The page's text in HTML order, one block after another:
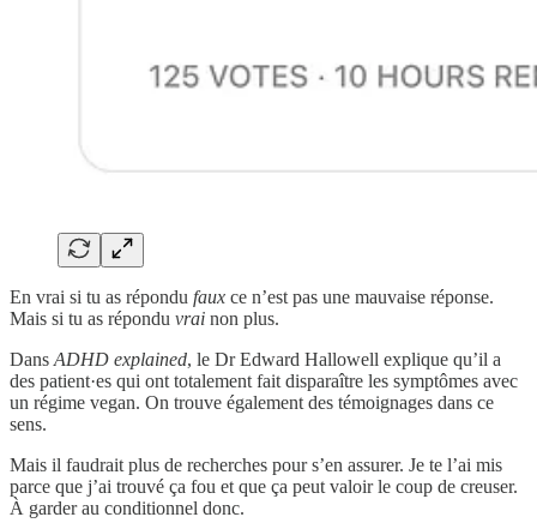
En vrai si tu as répondu faux ce n’est pas une mauvaise réponse.
Mais si tu as répondu vrai non plus.
Dans ADHD explained, le Dr Edward Hallowell explique qu’il a
des patient·es qui ont totalement fait disparaître les symptômes avec
un régime vegan. On trouve également des témoignages dans ce
sens.
Mais il faudrait plus de recherches pour s’en assurer. Je te l’ai mis
parce que j’ai trouvé ça fou et que ça peut valoir le coup de creuser.
À garder au conditionnel donc.